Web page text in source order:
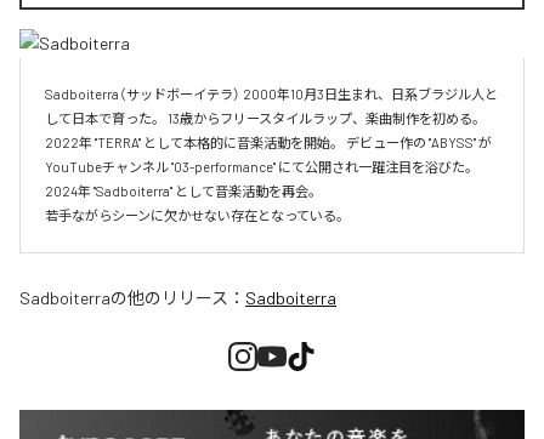
Sadboiterra（サッドボーイテラ） 2000年10月3日生まれ、日系ブラジル人と
して日本で育った。 13歳からフリースタイルラップ、楽曲制作を初める。
2022年 "TERRA" として本格的に音楽活動を開始。 デビュー作の "ABYSS" が
YouTubeチャンネル "03-performance" にて公開され一躍注目を浴びた。
2024年 "Sadboiterra" として音楽活動を再会。
若手ながらシーンに欠かせない存在となっている。
Sadboiterraの他のリリース： Sadboiterra